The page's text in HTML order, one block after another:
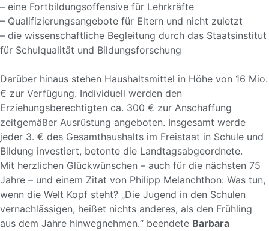
– eine Fortbildungsoffensive für Lehrkräfte
– Qualifizierungsangebote für Eltern und nicht zuletzt
– die wissenschaftliche Begleitung durch das Staatsinstitut
für Schulqualität und Bildungsforschung
Darüber hinaus stehen Haushaltsmittel in Höhe von 16 Mio.
€ zur Verfügung. Individuell werden den
Erziehungsberechtigten ca. 300 € zur Anschaffung
zeitgemäßer Ausrüstung angeboten. Insgesamt werde
jeder 3. € des Gesamthaushalts im Freistaat in Schule und
Bildung investiert, betonte die Landtagsabgeordnete.
Mit herzlichen Glückwünschen – auch für die nächsten 75
Jahre – und einem Zitat von Philipp Melanchthon: Was tun,
wenn die Welt Kopf steht? „Die Jugend in den Schulen
vernachlässigen, heißet nichts anderes, als den Frühling
aus dem Jahre hinwegnehmen.“ beendete Barbara